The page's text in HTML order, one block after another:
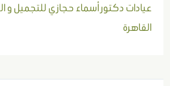
عيادات دكتور أسماء حجازي للتجميل و
القاهرة